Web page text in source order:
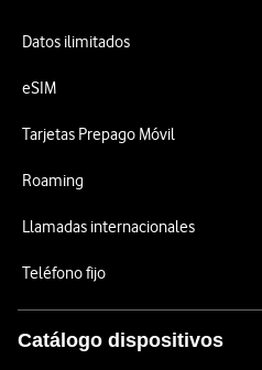
Datos ilimitados
eSIM
Tarjetas Prepago Móvil
Roaming
Llamadas internacionales
Teléfono fijo
Catálogo dispositivos